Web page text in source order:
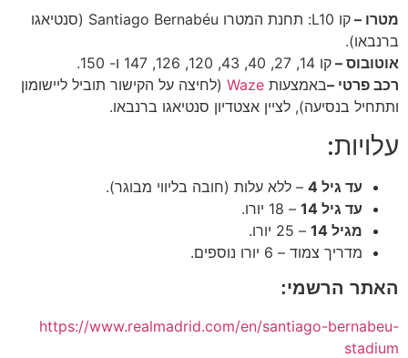
מטרו – קו L10: תחנת המטרו
Santiago Bernabéu (סנטיאגו
ברנבאו).
אוטובוס – קו 14, 27, 40, 43, 120, 126, 147 ו- 150.
רכב פרטי –באמצעות Waze (לחיצה על הקישור תוביל ליישומון
ותתחיל בנסיעה), לציין אצטדיון סנטיאגו ברנבאו.
עלויות:
עד גיל 4
– ללא עלות (חובה בליווי מבוגר).
עד גיל 14
– 18 יורו.
מגיל 14
– 25 יורו.
מדריך צמוד – 6 יורו נוספים.
האתר הרשמי:
https://www.realmadrid.com/en/santiago-bernabeu-
stadium